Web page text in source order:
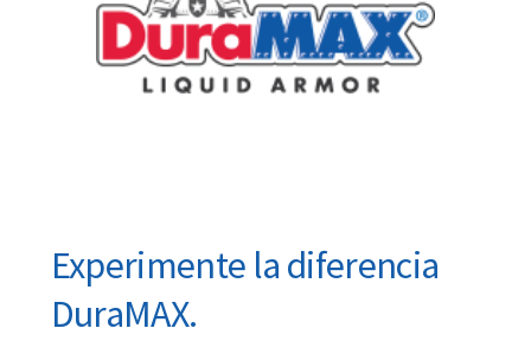
Experimente la diferencia
DuraMAX.